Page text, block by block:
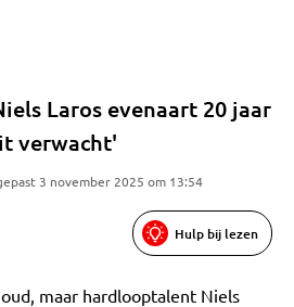
Laros evenaart 20 jaar
verwacht'
3 november 2025 om 13:54
Hulp bij lezen
maar hardlooptalent Niels